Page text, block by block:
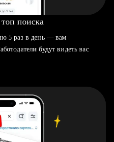
поиска
5 раз в день — вам
будут видеть вас